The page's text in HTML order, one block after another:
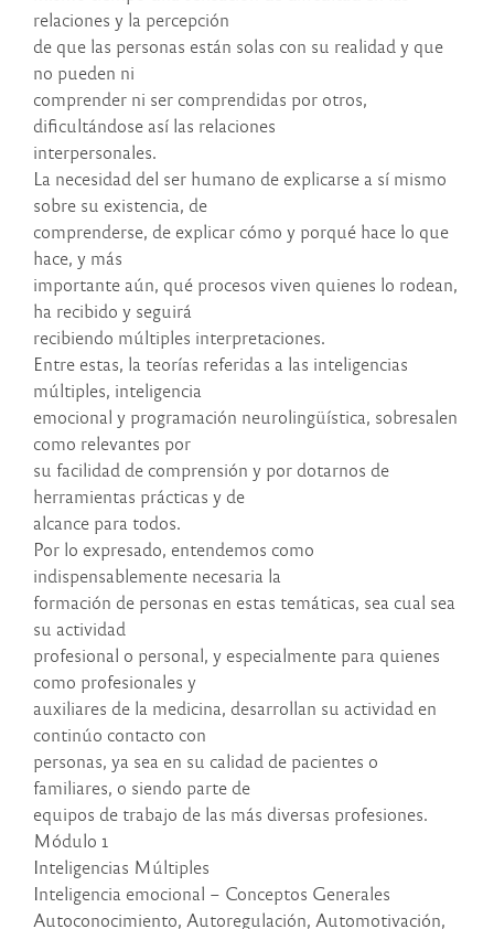
relaciones y la percepción
de que las personas están solas con su realidad y que
no pueden ni
comprender ni ser comprendidas por otros,
dificultándose así las relaciones
interpersonales.
La necesidad del ser humano de explicarse a sí mismo
sobre su existencia, de
comprenderse, de explicar cómo y porqué hace lo que
hace, y más
importante aún, qué procesos viven quienes lo rodean,
ha recibido y seguirá
recibiendo múltiples interpretaciones.
Entre estas, la teorías referidas a las inteligencias
múltiples, inteligencia
emocional y programación neurolingüística, sobresalen
como relevantes por
su facilidad de comprensión y por dotarnos de
herramientas prácticas y de
alcance para todos.
Por lo expresado, entendemos como
indispensablemente necesaria la
formación de personas en estas temáticas, sea cual sea
su actividad
profesional o personal, y especialmente para quienes
como profesionales y
auxiliares de la medicina, desarrollan su actividad en
continúo contacto con
personas, ya sea en su calidad de pacientes o
familiares, o siendo parte de
equipos de trabajo de las más diversas profesiones.
Módulo 1
Inteligencias Múltiples
Inteligencia emocional – Conceptos Generales
Autoconocimiento, Autoregulación, Automotivación,